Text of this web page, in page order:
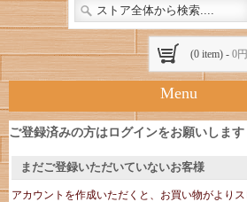
(0 item) -0円
Menu
ご登録済みの方はログインをお願いします
まだご登録いただいていないお客様
アカウントを作成いただくと、お買い物がより